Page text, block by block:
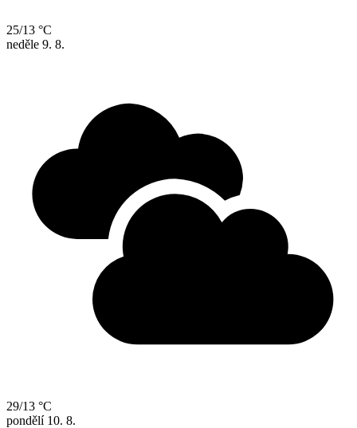
25/13 °C
neděle 9. 8.
29/13 °C
pondělí 10. 8.